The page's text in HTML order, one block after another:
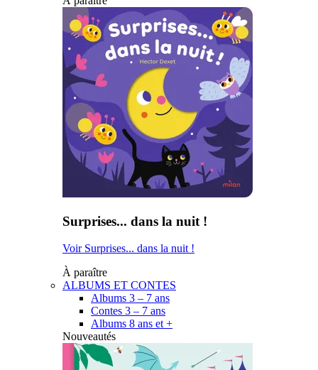
Surprises... dans la nuit !
Voir Surprises... dans la nuit !
À paraître
ALBUMS ET CONTES
Albums 3 – 7 ans
Contes 3 – 7 ans
Albums 8 ans et +
Nouveautés